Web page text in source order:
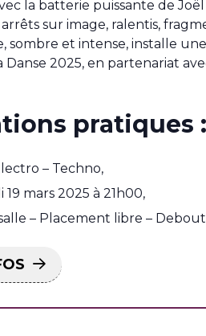
la batterie puissante de
sur image, ralentis,
sombre et intense, installe
Danse 2025, en partenariat
pratiques :
– Techno,
19 mars 2025 à 21h00,
– Placement libre –